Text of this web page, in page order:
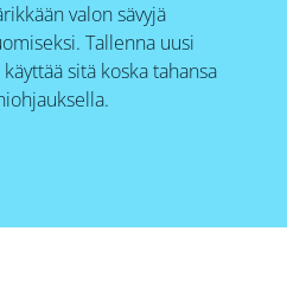
valon sävyjä
Tallenna uusi
sitä koska tahansa